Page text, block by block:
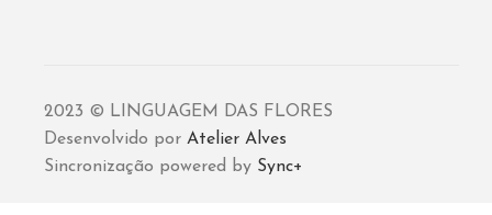
2023 © LINGUAGEM DAS FLORES
Desenvolvido por Atelier Alves
Sincronização powered by Sync+